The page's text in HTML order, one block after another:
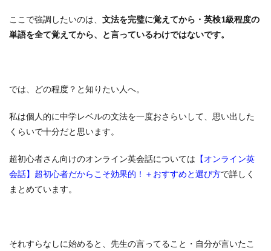
ここで強調したいのは、 文法を完璧に覚えてから・英検1級程度の
単語を全て覚えてから、と言っているわけではないです。
では、どの程度？と知りたい人へ。
私は個人的に中学レベルの文法を一度おさらいして、思い出した
くらいで十分だと思います。
超初心者さん向けのオンライン英会話については 【オンライン英
会話】超初心者だからこそ効果的！＋おすすめと選び方で詳しく
まとめています。
それすらなしに始めると、先生の言ってること・自分が言いたこ